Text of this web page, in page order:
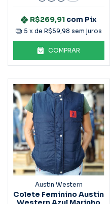
R$269,91 com Pix
5 x de R$59,98 sem juros
COMPRAR
Austin Western
Colete Feminino Austin